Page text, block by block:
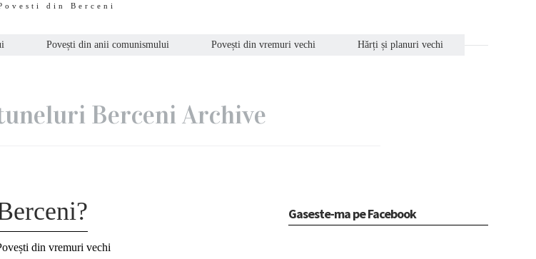
din Berceni
Povești din anii comunismului Povești din vremuri vechi Hărți și planuri vechi
Berceni Archive
din vremuri vechi
Gaseste-ma pe Facebook